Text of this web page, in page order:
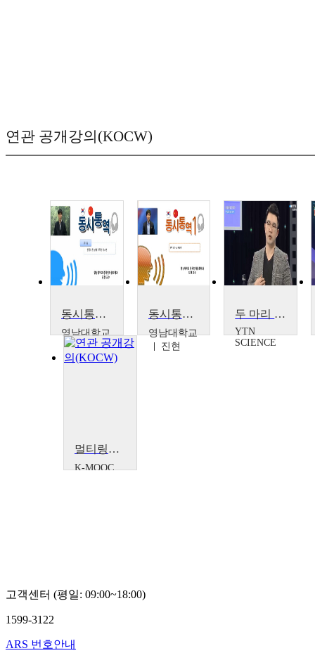
연관 공개강의(KOCW)
동시통역(2)
영남대학교
진현
동시통역(1)
영남대학교
진현
두 마리 토끼를 동시에! 투잡으로 만드는 대박 행진 김영빈, 이스토리 대표
YTN
SCIENCE
멀티링구얼 습득과 실천: 일본어와 영어를 동시에 배우기(초급)
K-MOOC
고객센터 (평일: 09:00~18:00)
1599-3122
ARS 번호안내